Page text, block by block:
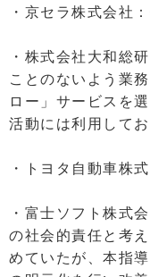
・京セラ株式会社
・株式会社大和総
ことのないよう業
ロー」サービスを
活動には利用して
・トヨタ自動車株
・富士ソフト株式
の社会的責任と考
めていたが、本指